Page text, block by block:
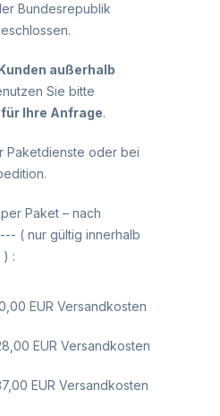
Bundesrepublik
außerhalb
Sie bitte
Ihre Anfrage.
Paketdienste oder bei
Paket – nach
( nur gültig innerhalb
) :
EUR Versandkosten
EUR Versandkosten
EUR Versandkosten